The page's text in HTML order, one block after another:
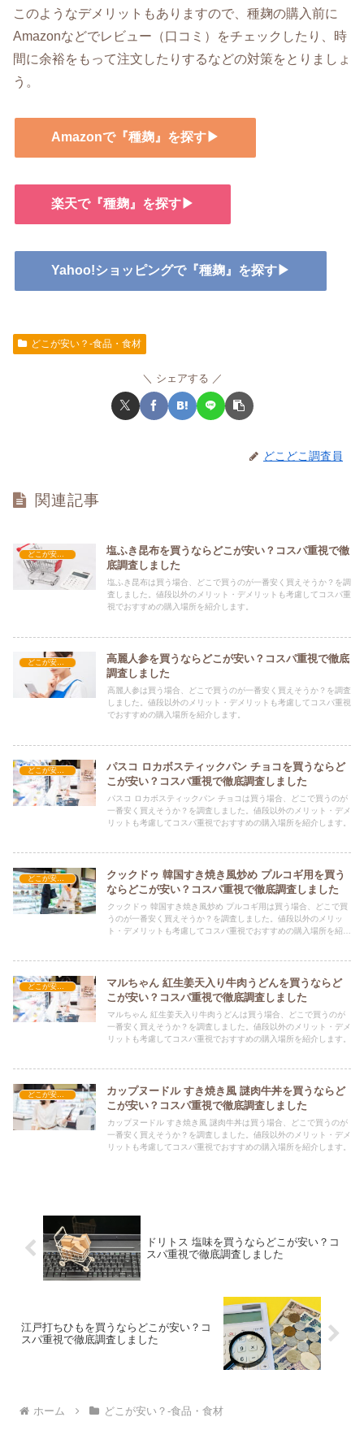
このようなデメリットもありますので、種麹の購入前に
Amazonなどでレビュー（口コミ）をチェックしたり、時
間に余裕をもって注文したりするなどの対策をとりましょ
う。
Amazonで『種麹』を探す▶
楽天で『種麹』を探す▶
Yahoo!ショッピングで『種麹』を探す▶
どこが安い？-食品・食材
シェアする
どこどこ調査員
関連記事
どこが安い？-食品・食材
塩ふき昆布を買うならどこが安い？コスパ重視で徹
底調査しました
塩ふき昆布は買う場合、どこで買うのが一番安く買えそうか？を調
査しました。値段以外のメリット・デメリットも考慮してコスパ重
視でおすすめの購入場所を紹介します。
どこが安い？-食品・食材
高麗人参を買うならどこが安い？コスパ重視で徹底
調査しました
高麗人参は買う場合、どこで買うのが一番安く買えそうか？を調査
しました。値段以外のメリット・デメリットも考慮してコスパ重視
でおすすめの購入場所を紹介します。
どこが安い？-食品・食材
パスコ ロカボスティックパン チョコを買うならど
こが安い？コスパ重視で徹底調査しました
パスコ ロカボスティックパン チョコは買う場合、どこで買うのが
一番安く買えそうか？を調査しました。値段以外のメリット・デメ
リットも考慮してコスパ重視でおすすめの購入場所を紹介します。
どこが安い？-食品・食材
クックドゥ 韓国すき焼き風炒め プルコギ用を買う
ならどこが安い？コスパ重視で徹底調査しました
クックドゥ 韓国すき焼き風炒め プルコギ用は買う場合、どこで買
うのが一番安く買えそうか？を調査しました。値段以外のメリッ
ト・デメリットも考慮してコスパ重視でおすすめの購入場所を紹介
どこが安い？-食品・食材
マルちゃん 紅生姜天入り牛肉うどんを買うならど
こが安い？コスパ重視で徹底調査しました
マルちゃん 紅生姜天入り牛肉うどんは買う場合、どこで買うのが
一番安く買えそうか？を調査しました。値段以外のメリット・デメ
リットも考慮してコスパ重視でおすすめの購入場所を紹介します。
どこが安い？-食品・食材
カップヌードル すき焼き風 謎肉牛丼を買うならど
こが安い？コスパ重視で徹底調査しました
カップヌードル すき焼き風 謎肉牛丼は買う場合、どこで買うのが
一番安く買えそうか？を調査しました。値段以外のメリット・デメ
リットも考慮してコスパ重視でおすすめの購入場所を紹介します。
ドリトス 塩味を買うならどこが安い？コ
スパ重視で徹底調査しました
江戸打ちひもを買うならどこが安い？コ
スパ重視で徹底調査しました
ホーム どこが安い？-食品・食材